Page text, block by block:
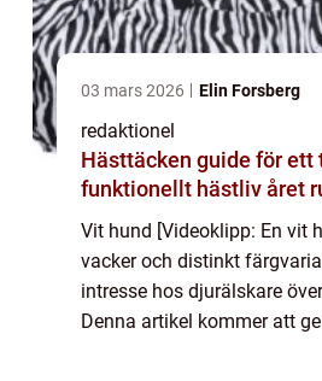
03 mars 2026 Elin Forsberg
redaktionel
Hästtäcken guide för ett tryggt och
funktionellt hästliv året
Vit hund [Videoklipp: En vit
vacker och distinkt
intresse hos djurälskare
Denna artikel kommer att